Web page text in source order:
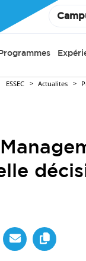
ESSEC Actualites